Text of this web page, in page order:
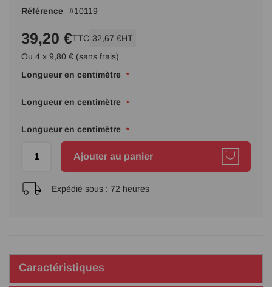
d’images
Référence 10119
39,20 €TTC 32,67 €HT
Ou 4 x 9,80 € (sans frais)
Longueur en centimètre
Longueur en centimètre
Longueur en centimètre
Ajouter au panier
Expédié sous : 72 heures
Caractéristiques